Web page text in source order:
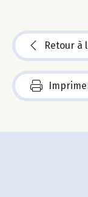
Retour à